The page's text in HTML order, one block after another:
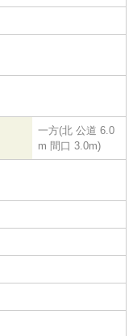
一方(北 公道 6.0
m 間口 3.0m)